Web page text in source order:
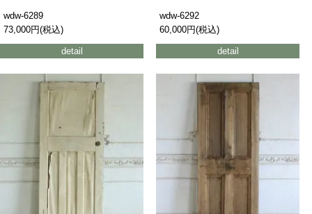
wdw-6289
73,000円(税込)
detail
wdw-6292
60,000円(税込)
detail